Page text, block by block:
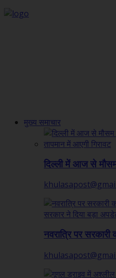
मुख्य समाचार
दिल्ली में आज से
नवरात्रि पर सरकारी